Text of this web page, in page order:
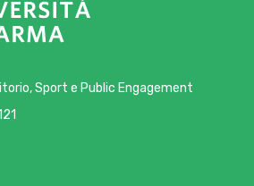
Sport e Public Engagement